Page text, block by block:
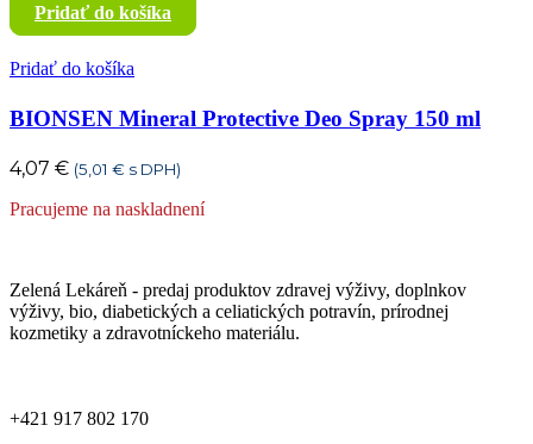
Pridať do košíka
Pridať do košíka
BIONSEN Mineral Protective Deo Spray 150 ml
4,07 € (5,01 € s DPH)
Pracujeme na naskladnení
Zelená Lekáreň - predaj produktov zdravej výživy, doplnkov
výživy, bio, diabetických a celiatických potravín, prírodnej
kozmetiky a zdravotníckeho materiálu.
+421 917 802 170